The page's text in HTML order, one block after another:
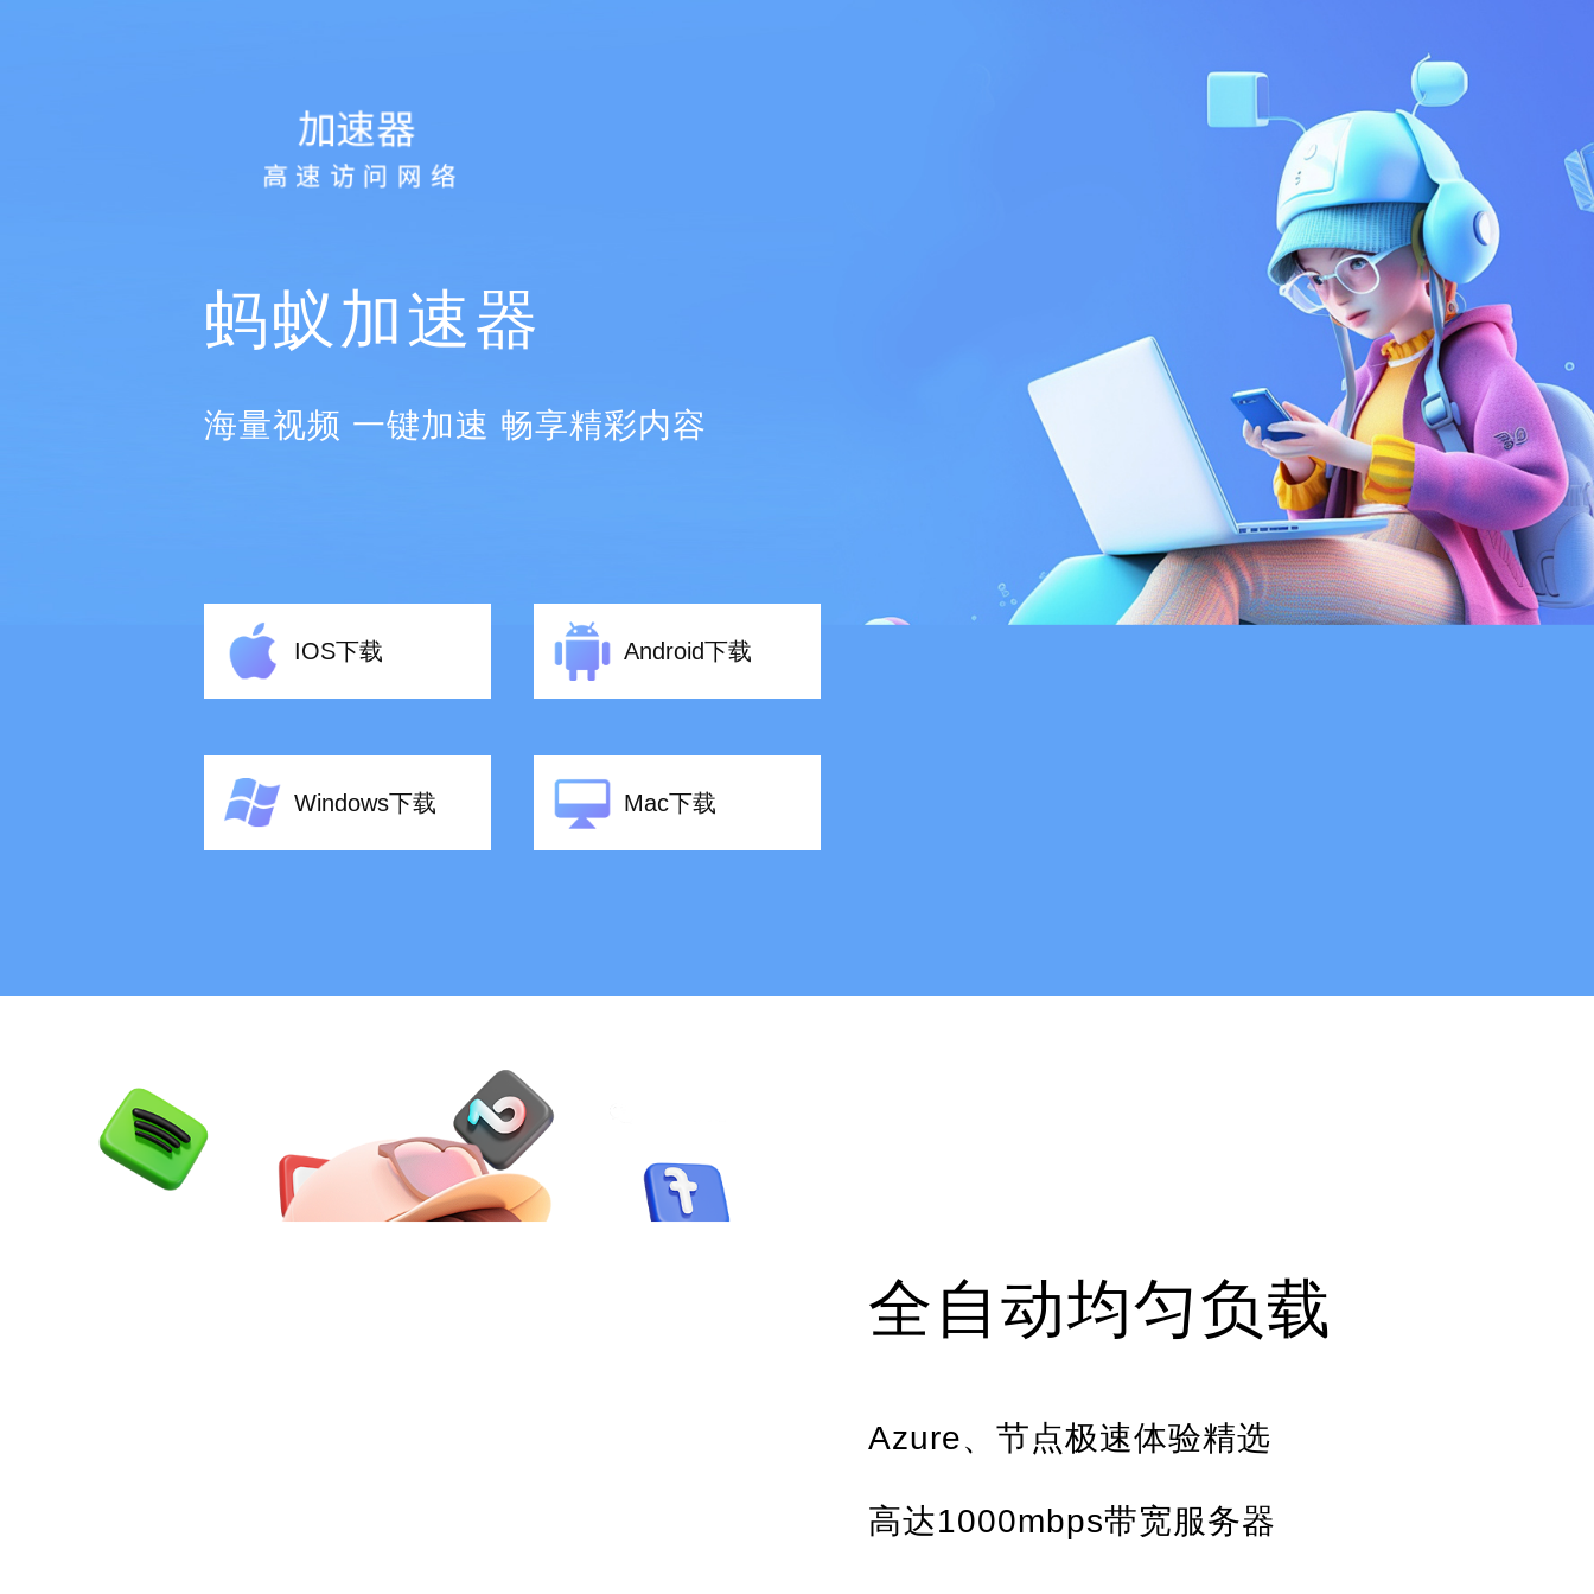
蚂蚁加速器
海量视频 一键加速 畅享精彩内容
IOS下载 Android下载
Windows下载 Mac下载
全自动均匀负载
Azure、节点极速体验精选
高达1000mbps带宽服务器